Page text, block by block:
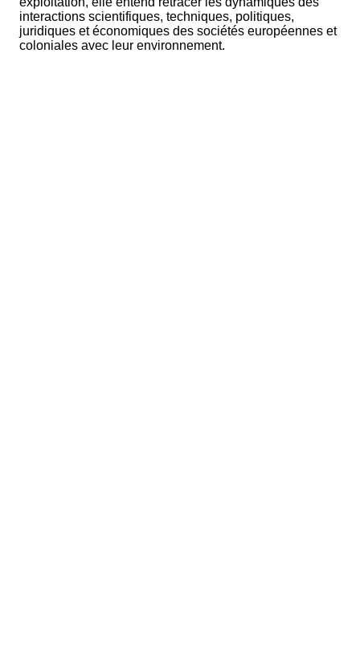
interactions scientifiques, techniques, politiques,
juridiques et économiques des sociétés européennes et
coloniales avec leur environnement.